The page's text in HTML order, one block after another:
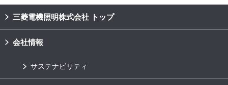
三菱電機照明株式会社 トップ
会社情報
サステナビリティ